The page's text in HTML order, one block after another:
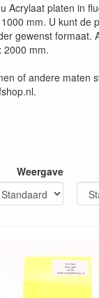
Acrylaat platen in
mm. U kunt de
gewenst formaat.
2000 mm.
of andere maten
Weergave